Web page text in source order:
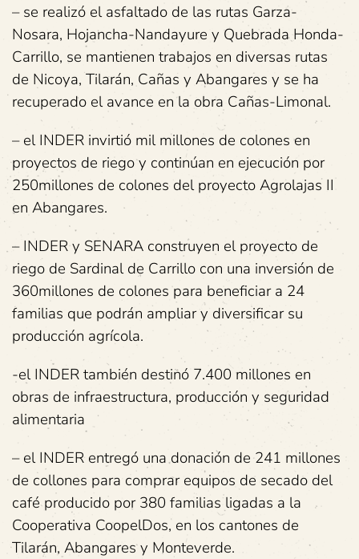
– se realizó el asfaltado de las rutas Garza-
Nosara, Hojancha-Nandayure y Quebrada Honda-
Carrillo, se mantienen trabajos en diversas rutas
de Nicoya, Tilarán, Cañas y Abangares y se ha
recuperado el avance en la obra Cañas-Limonal.
– el INDER invirtió mil millones de colones en
proyectos de riego y continúan en ejecución por
250millones de colones del proyecto Agrolajas II
en Abangares.
– INDER y SENARA construyen el proyecto de
riego de Sardinal de Carrillo con una inversión de
360millones de colones para beneficiar a 24
familias que podrán ampliar y diversificar su
producción agrícola.
-el INDER también destinó 7.400 millones en
obras de infraestructura, producción y seguridad
alimentaria
– el INDER entregó una donación de 241 millones
de collones para comprar equipos de secado del
café producido por 380 familias ligadas a la
Cooperativa CoopelDos, en los cantones de
Tilarán, Abangares y Monteverde.